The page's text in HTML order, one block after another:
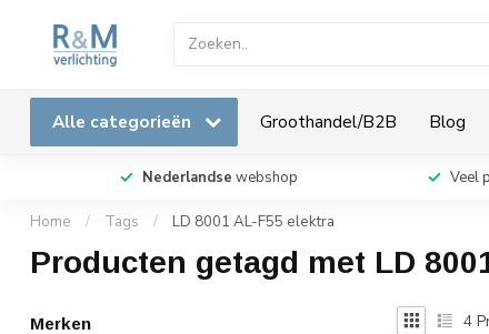
Alle categorieën Groothandel/B2B Blog
Nederlandse webshop Veel
Home / Tags / LD 8001 AL-F55 elektra
Producten getagd met LD
Merken 4